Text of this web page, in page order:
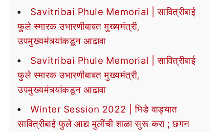
Savitribai Phule Memorial | सावित्रीबाई
फुले स्मारक उभारणीबाबत मुख्यमंत्री,
उपमुख्यमंत्र्यांकडून आढावा
Savitribai Phule Memorial | सावित्रीबाई
फुले स्मारक उभारणीबाबत मुख्यमंत्री,
उपमुख्यमंत्र्यांकडून आढावा
Winter Session 2022 | भिडे वाड्यात
सावित्रीबाई फुले आद्य मुलींची शाळा सुरू करा ; छगन